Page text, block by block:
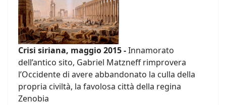
Crisi siriana, maggio 2015 -Innamorato
dell’antico sito, Gabriel Matzneff rimprovera
l’Occidente di avere abbandonato la culla della
propria civiltà, la favolosa città della regina
Zenobia